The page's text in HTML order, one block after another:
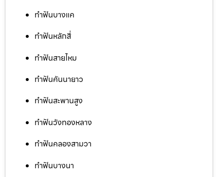
ทำฟันบางแค
ทำฟันหลักสี่
ทำฟันสายไหม
ทำฟันคันนายาว
ทำฟันสะพานสูง
ทำฟันวังทองหลาง
ทำฟันคลองสามวา
ทำฟันบางนา